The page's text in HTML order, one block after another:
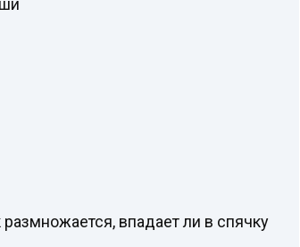
впадает ли в спячку